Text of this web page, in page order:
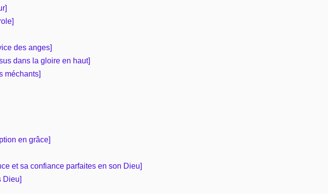
des anges]
dans la gloire en haut]
méchants]
en grâce]
et sa confiance parfaites en son Dieu]
Dieu]